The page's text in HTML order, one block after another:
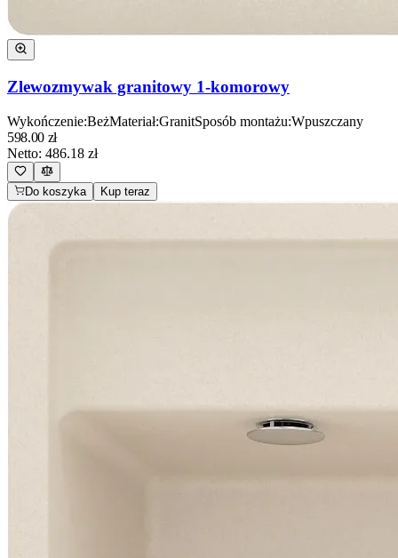
Zlewozmywak granitowy 1-komorowy
Wykończenie:BeżMateriał:GranitSposób montażu:Wpuszczany
598.00 zł
Netto: 486.18 zł
Do koszyka Kup teraz